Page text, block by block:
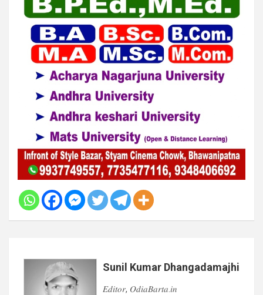
Sunil Kumar Dhangadamajhi
𝐸𝑑𝑖𝑡𝑜𝑟, 𝑂𝑑𝑖𝑎𝐵𝑎𝑟𝑡𝑎.𝑖𝑛